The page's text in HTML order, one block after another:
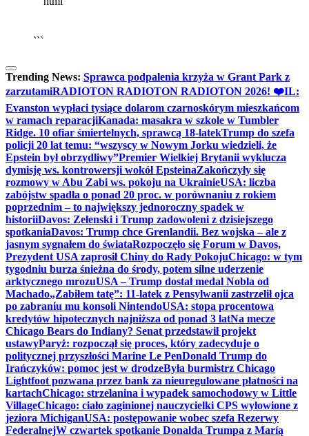
```
Trending News: Sprawca podpalenia krzyża w Grant Park z
zarzutamiRADIOTON RADIOTON RADIOTON 2026! ❤️IL:
Evanston wypłaci tysiące dolarom czarnoskórym mieszkańcom
w ramach reparacjiKanada: masakra w szkole w Tumbler
Ridge. 10 ofiar śmiertelnych, sprawcą 18-latekTrump do szefa
policji 20 lat temu: “wszyscy w Nowym Jorku wiedzieli, że
Epstein był obrzydliwy”Premier Wielkiej Brytanii wyklucza
dymisję ws. kontrowersji wokół EpsteinaZakończyły się
rozmowy w Abu Zabi ws. pokoju na UkrainieUSA: liczba
zabójstw spadła o ponad 20 proc. w porównaniu z rokiem
poprzednim – to największy jednoroczny spadek w
historiiDavos: Zełenski i Trump zadowoleni z dzisiejszego
spotkaniaDavos: Trump chce Grenlandii. Bez wojska – ale z
jasnym sygnałem do świataRozpoczęło się Forum w Davos,
Prezydent USA zaprosił Chiny do Rady PokojuChicago: w tym
tygodniu burza śnieżna do środy, potem silne uderzenie
arktycznego mrozuUSA – Trump dostał medal Nobla od
Machado„Zabiłem tatę”: 11-latek z Pensylwanii zastrzelił ojca
po zabraniu mu konsoli NintendoUSA: stopa procentowa
kredytów hipotecznych najniższa od ponad 3 latNa mecze
Chicago Bears do Indiany? Senat przedstawił projekt
ustawyParyż: rozpoczął się proces, który zadecyduje o
politycznej przyszłości Marine Le PenDonald Trump do
Irańczyków: pomoc jest w drodzeByła burmistrz Chicago
Lightfoot pozwana przez bank za nieuregulowane płatności na
kartachChicago: strzelanina i wypadek samochodowy w Little
VillageChicago: ciało zaginionej nauczycielki CPS wyłowione z
jeziora MichiganUSA: postępowanie wobec szefa Rezerwy
FederalnejW czwartek spotkanie Donalda Trumpa z Maríą